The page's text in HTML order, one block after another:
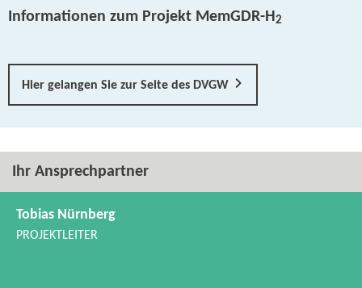
Informationen zum Projekt MemGDR-​H 2
Hier gelangen Sie zur Seite des DVGW
Ihr Ansprechpartner
Tobias Nürnberg
PROJEKTLEITER